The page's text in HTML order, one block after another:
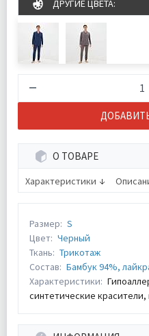
ДРУГИЕ ЦВЕТА:
О ТОВАРЕ
Характеристики
Размер: S
Цвет: Черный
Ткань: Трикотаж
Состав: Бамбук 94%,
Характеристики:
синтетические